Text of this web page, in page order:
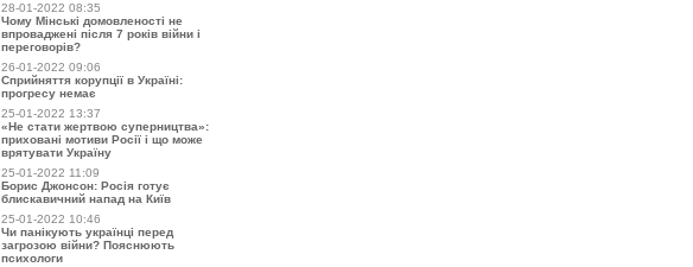
28-01-2022 08:35
Чому Мінські домовленості не
впроваджені після 7 років війни і
переговорів?
26-01-2022 09:06
Сприйняття корупції в Україні:
прогресу немає
25-01-2022 13:37
«Не стати жертвою суперництва»:
приховані мотиви Росії і що може
врятувати Україну
25-01-2022 11:09
Борис Джонсон: Росія готує
блискавичний напад на Київ
25-01-2022 10:46
Чи панікують українці перед
загрозою війни? Пояснюють
психологи